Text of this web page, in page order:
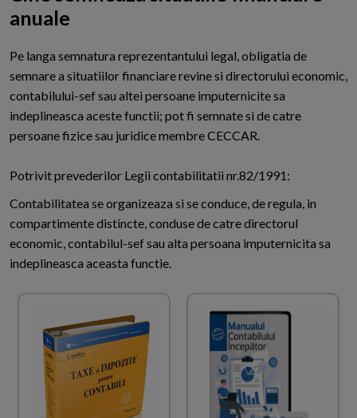
anuale
Pe langa semnatura reprezentantului legal, obligatia de
semnare a situatiilor financiare revine si directorului economic,
contabilului-sef sau altei persoane imputernicite sa
indeplineasca aceste functii; pot fi semnate si de catre
persoane fizice sau juridice membre CECCAR.
Potrivit prevederilor Legii contabilitatii nr.82/1991:
Contabilitatea se organizeaza si se conduce, de regula, in
compartimente distincte, conduse de catre directorul
economic, contabilul-sef sau alta persoana imputernicita sa
indeplineasca aceasta functie.